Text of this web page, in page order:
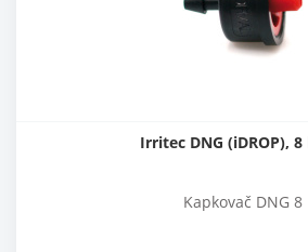
Irritec DNG (iDROP),
Kapkovač DNG 8